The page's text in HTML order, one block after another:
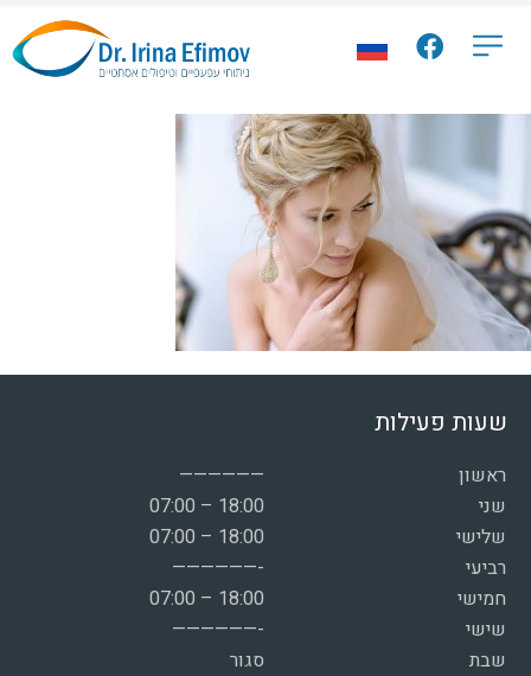
שעות פעילות
——————
ראשון
07:00 – 18:00
שני
07:00 – 18:00
שלישי
——————-
רביעי
07:00 – 18:00
חמישי
——————-
שישי
סגור
שבת